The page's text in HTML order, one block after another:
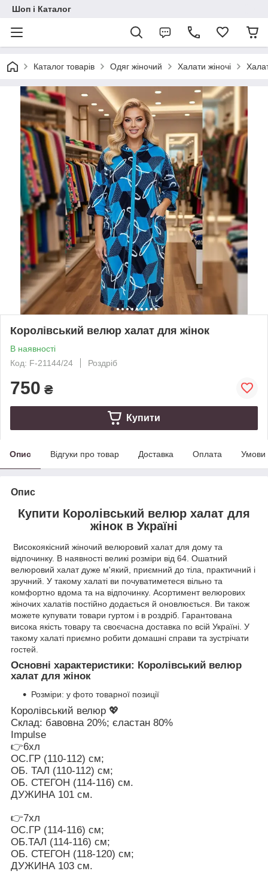
Шоп і Каталог
Каталог товарів Одяг жіночий Халати жіночі
Королівський велюр халат для жінок
В наявності
Код: F-21144/24
Роздріб
750 ₴
Купити
Опис Відгуки про товар Доставка Оплата Умови
Опис
Купити Королівський велюр халат для
жінок в Україні
Високоякісний жіночий велюровий халат для дому та
відпочинку. В наявності великі розміри від 64. Ошатний
велюровий халат дуже м'який, приємний до тіла, практичний і
зручний. У такому халаті ви почуватиметеся вільно та
комфортно вдома та на відпочинку. Асортимент велюрових
жіночих халатів постійно додається й оновлюється. Ви також
можете купувати товари гуртом і в роздріб. Гарантована
висока якість товару та своєчасна доставка по всій Україні. У
такому халаті приємно робити домашні справи та зустрічати
гостей.
Основні характеристики: Королівський велюр
халат для жінок
Розміри: у фото товарної позиції
Королівський велюр 💖
Склад: бавовна 20%; єластан 80%
Impulse
👉6хл
ОС.ГР (110-112) см;
ОБ. ТАЛ (110-112) см;
ОБ. СТЕГОН (114-116) см.
ДУЖИНА 101 см.
👉7хл
ОС.ГР (114-116) см;
ОБ.ТАЛ (114-116) см;
ОБ. СТЕГОН (118-120) см;
ДУЖИНА 103 см.